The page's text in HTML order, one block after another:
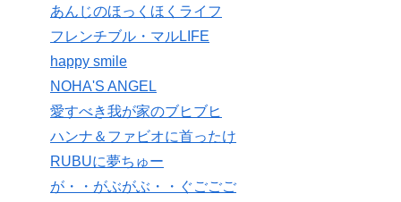
あんじのほっくほくライフ
フレンチブル・マルLIFE
happy smile
NOHA'S ANGEL
愛すべき我が家のブヒブヒ
ハンナ＆ファビオに首ったけ
RUBUに夢ちゅー
が・・がぶがぶ・・ぐごごご